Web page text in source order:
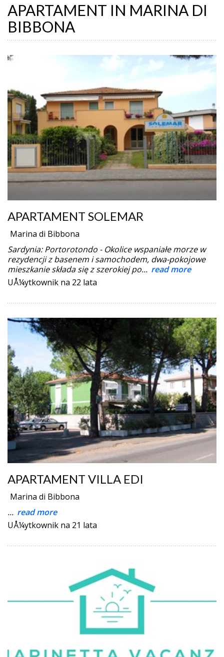
APARTAMENT IN MARINA DI
BIBBONA
APARTAMENT SOLEMAR
Marina di Bibbona
Sardynia: Portorotondo - Okolice wspaniałe morze w
rezydencji z basenem i samochodem, dwa-pokojowe
mieszkanie składa się z szerokiej po... read more
UÅ¼ytkownik na 22 lata
APARTAMENT VILLA EDI
Marina di Bibbona
... read more
UÅ¼ytkownik na 21 lata